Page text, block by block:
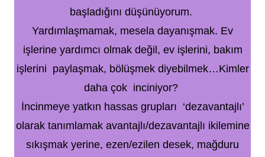
başladığını düşünüyorum.
Yardımlaşmamak, mesela dayanışmak. Ev
işlerine yardımcı olmak değil, ev işlerini, bakım
işlerini paylaşmak, bölüşmek diyebilmek…Kimler
daha çok inciniyor?
İncinmeye yatkın hassas grupları ‘dezavantajlı’
olarak tanımlamak avantajlı/dezavantajlı ikilemine
sıkışmak yerine, ezen/ezilen desek, mağduru